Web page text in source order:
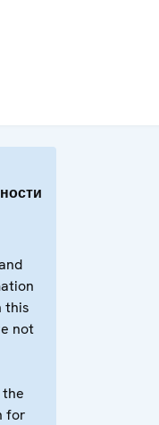
this
not
for